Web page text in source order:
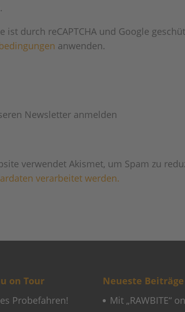
ist durch reCAPTCHA und Google
anwenden.
Newsletter anmelden
verwendet Akismet, um Spam zu
verarbeitet werden.
on Tour
Probefahren!
Neueste Beiträge
Mit „RAWBITE“